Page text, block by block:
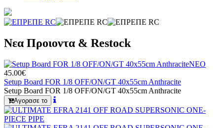
Νεα Προιοντα & Restock
ΝΕΟ
45.00€
Setup Board FOR 1/8 OFF/ON/GT 40x55cm Anthracite
Setup Board FOR 1/8 OFF/ON/GT 40x55cm Anthracite
Αγορασε το